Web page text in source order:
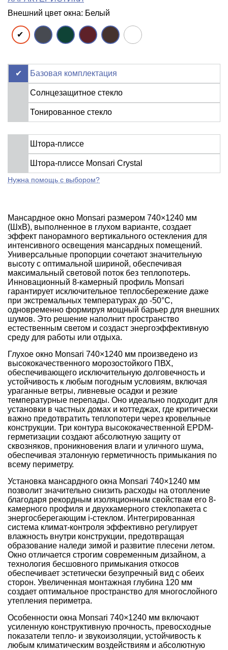
Внешний цвет окна: Белый
Базовая комплектация
Солнцезащитное стекло
Тонированное стекло
Штора-плиссе
Штора-плиссе Monsari Crystal
Нужна помощь с выбором?
Мансардное окно Monsari размером 740×1240 мм
(ШхВ), выполненное в глухом варианте, создает
эффект панорамного вертикального остекления для
интенсивного освещения мансардных помещений.
Универсальные пропорции сочетают значительную
высоту с оптимальной шириной, обеспечивая
максимальный световой поток без теплопотерь.
Инновационный 8-камерный профиль Monsari
гарантирует исключительное теплосбережение даже
при экстремальных температурах до -50°C,
одновременно формируя мощный барьер для внешних
шумов. Это решение наполнит пространство
естественным светом и создаст энергоэффективную
среду для работы или отдыха.
Глухое окно Monsari 740×1240 мм произведено из
высококачественного морозостойкого ПВХ,
обеспечивающего исключительную долговечность и
устойчивость к любым погодным условиям, включая
ураганные ветры, ливневые осадки и резкие
температурные перепады. Оно идеально подходит для
установки в частных домах и коттеджах, где критически
важно предотвратить теплопотери через кровельные
конструкции. Три контура высококачественной EPDM-
герметизации создают абсолютную защиту от
сквозняков, проникновения влаги и уличного шума,
обеспечивая эталонную герметичность примыкания по
всему периметру.
Установка мансардного окна Monsari 740×1240 мм
позволит значительно снизить расходы на отопление
благодаря рекордным изоляционным свойствам его 8-
камерного профиля и двухкамерного стеклопакета с
энергосберегающим i-стеклом. Интегрированная
система климат-контроля эффективно регулирует
влажность внутри конструкции, предотвращая
образование наледи зимой и развитие плесени летом.
Окно отличается строгим современным дизайном, а
технология бесшовного примыкания откосов
обеспечивает эстетически безупречный вид с обеих
сторон. Увеличенная монтажная глубина 120 мм
создает оптимальное пространство для многослойного
утепления периметра.
Особенности окна Monsari 740×1240 мм включают
усиленную конструктивную прочность, превосходные
показатели тепло- и звукоизоляции, устойчивость к
любым климатическим воздействиям и абсолютную